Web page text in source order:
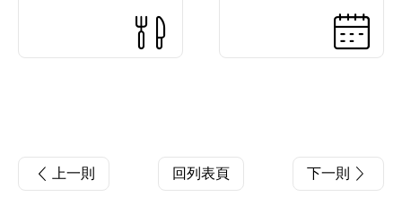
上一則 回列表頁 下一則